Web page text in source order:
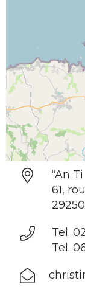
“An
61,
Tel.
Tel.